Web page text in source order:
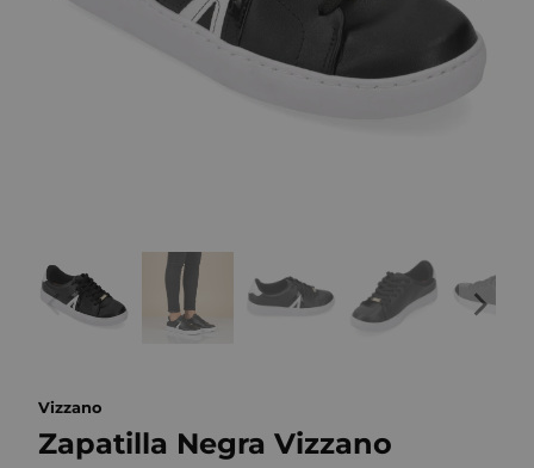
Vizzano
Zapatilla Negra Vizzano